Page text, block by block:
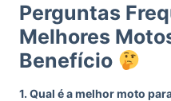
Perguntas
Melhores
Benefício
1. Qual é a melhor moto